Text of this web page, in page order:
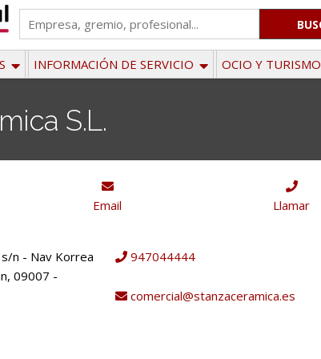
.
__('Search
for:')
'
INFORMACIÓN DE SERVICIO OCIO Y TURISMO
S.L.
Email Llamar
n - Nav Korrea
09007 -
947044444
comercial@stanzaceramica.es